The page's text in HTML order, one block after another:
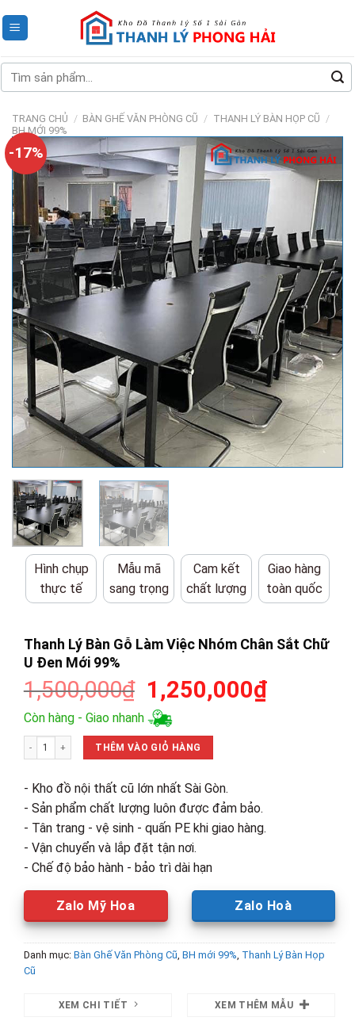
to
Tìm
kiếm:
TRANG CHỦ / BÀN GHẾ VĂN PHÒNG CŨ / THANH LÝ BÀN HỌP CŨ /
BH MỚI 99%
-17%
Hình chụp
thực tế
Mẫu mã
sang trọng
Cam kết
chất lượng
Giao hàng
toàn quốc
Thanh Lý Bàn Gỗ Làm Việc Nhóm Chân Sắt Chữ
U Đen Mới 99%
1,500,000₫ Giá
gốc
là:
1,500,000₫.
1,250,000₫Giá
Còn hàng - Giao nhanh
Thanh Lý Bàn Gỗ Làm Việc Nhóm Chân Sắt Chữ U Đen Mới 99% số lượng
THÊM VÀO GIỎ HÀNG
- Kho đồ nội thất cũ lớn nhất Sài Gòn.
- Sản phẩm chất lượng luôn được đảm bảo.
- Tân trang - vệ sinh - quấn PE khi giao hàng.
- Vận chuyển và lắp đặt tận nơi.
- Chế độ bảo hành - bảo trì dài hạn
Zalo Mỹ Hoa Zalo Hoà
Danh mục: Bàn Ghế Văn Phòng Cũ, BH mới 99%, Thanh Lý Bàn Họp
Cũ
XEM CHI TIẾT XEM THÊM MẪU